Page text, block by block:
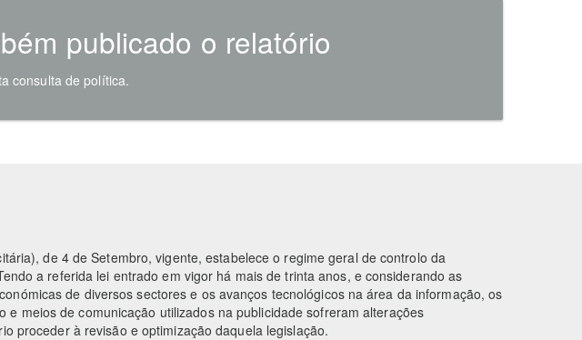
publicado o relatório
consulta de política.
de 4 de Setembro, vigente, estabelece o regime geral de controlo da
a referida lei entrado em vigor há mais de trinta anos, e considerando as
de diversos sectores e os avanços tecnológicos na área da informação, os
e meios de comunicação utilizados na publicidade sofreram alterações
proceder à revisão e optimização daquela legislação.